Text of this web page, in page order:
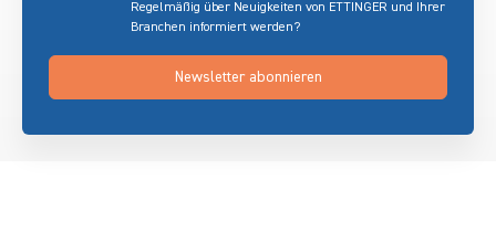
Regelmäßig über Neuigkeiten von ETTINGER und Ihrer
Branchen informiert werden?
Newsletter abonnieren